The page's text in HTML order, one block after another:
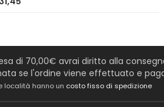
di 70,00€ avrai diritto alla
se l'ordine viene effettuato e
località hanno un costo fisso di spedizione